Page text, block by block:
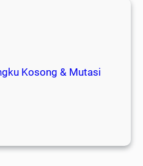
Kosong & Mutasi